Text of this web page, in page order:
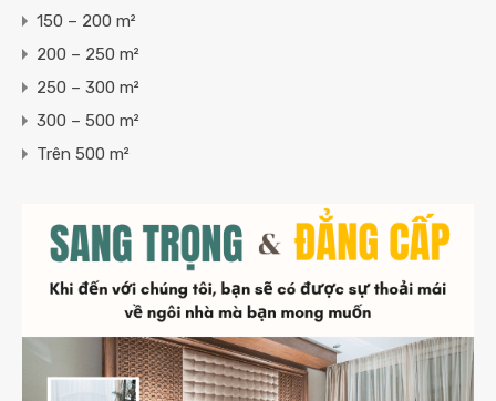
150 – 200 m²
200 – 250 m²
250 – 300 m²
300 – 500 m²
Trên 500 m²